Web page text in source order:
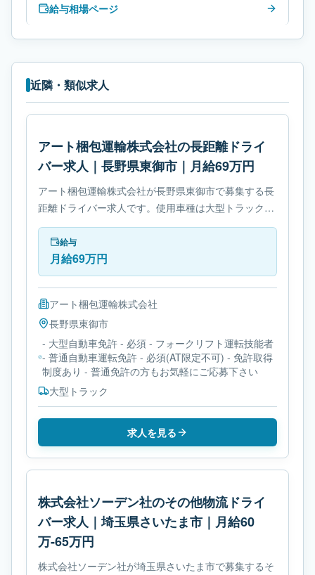
給与相場ページ
近隣・類似求人
アート梱包運輸株式会社の長距離ドライ
バー求人｜長野県東御市｜月給69万円
アート梱包運輸株式会社が長野県東御市で募集する長
距離ドライバー求人です。使用車種は大型トラックで
す。勤務時間は- 変形労働時間制です。必要免許は- 大
型自動車免許です。
給与
月給69万円
アート梱包運輸株式会社
長野県東御市
- 大型自動車免許 - 必須 - フォークリフト運転技能者
- 普通自動車運転免許 - 必須(AT限定不可) - 免許取得
制度あり - 普通免許の方もお気軽にご応募下さい
大型トラック
求人を見る
株式会社ソーデン社のその他物流ドライ
バー求人｜埼玉県さいたま市｜月給60
万-65万円
株式会社ソーデン社が埼玉県さいたま市で募集するそ